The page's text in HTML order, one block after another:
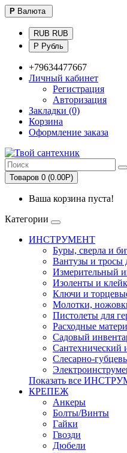
Р Валюта
RUB RUB
Р Рубль
+79634477667
Личный кабинет
Регистрация
Авторизация
Закладки (0)
Корзина
Оформление заказа
Товаров 0 (0.00Р)
Ваша корзина пуста!
Категории
ИНСТРУМЕНТ
Буры, сверла и
Вантузы и тросы
Измерительный
Изоленты и
Ключи и
Молотки,
Пистолеты для
Расходные
Садовый
Сантехнический
Слесарно-
Показать все
КРЕПЕЖ
Анкеры
Болты/Винты
Гайки
Гвозди
Дюбели